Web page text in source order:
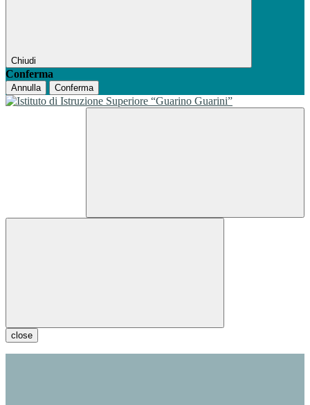
Chiudi
Conferma
Annulla Conferma
close